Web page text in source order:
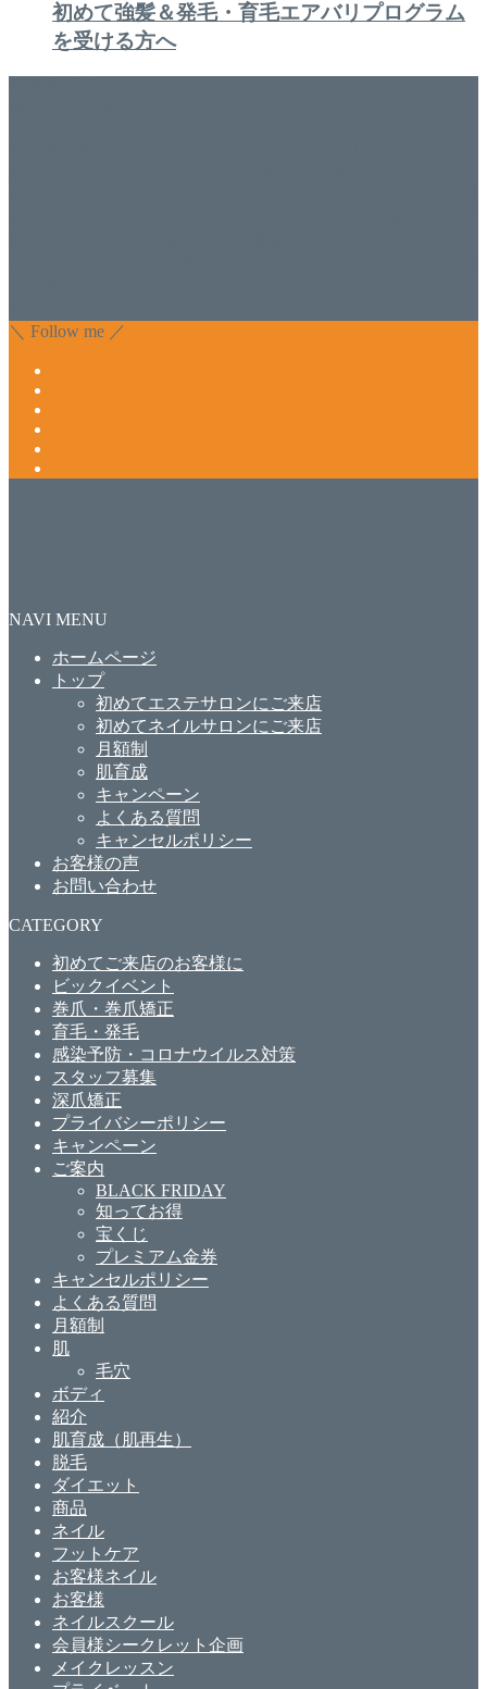
初めて強髪＆発毛・育毛エアバリプログラム
を受ける方へ
＼ Follow me ／
NAVI MENU
ホームページ
トップ
初めてエステサロンにご来店
初めてネイルサロンにご来店
月額制
肌育成
キャンペーン
よくある質問
キャンセルポリシー
お客様の声
お問い合わせ
CATEGORY
初めてご来店のお客様に
ビックイベント
巻爪・巻爪矯正
育毛・発毛
感染予防・コロナウイルス対策
スタッフ募集
深爪矯正
プライバシーポリシー
キャンペーン
ご案内
BLACK FRIDAY
知ってお得
宝くじ
プレミアム金券
キャンセルポリシー
よくある質問
月額制
肌
毛穴
ボディ
紹介
肌育成（肌再生）
脱毛
ダイエット
商品
ネイル
フットケア
お客様ネイル
お客様
ネイルスクール
会員様シークレット企画
メイクレッスン